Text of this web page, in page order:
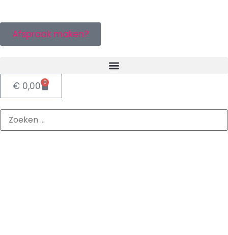
Afspraak maken?
€ 0,00 0